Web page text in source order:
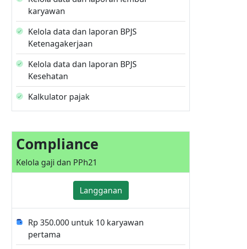
karyawan
Kelola data dan laporan BPJS
Ketenagakerjaan
Kelola data dan laporan BPJS
Kesehatan
Kalkulator pajak
Compliance
Kelola gaji dan PPh21
Langganan
Rp 350.000 untuk 10 karyawan
pertama